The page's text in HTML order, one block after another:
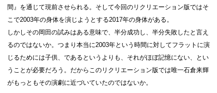
間』を通じて現前させられる。そして今回のリクリエーション版ではそ
こで2003年の身体を演じようとする2017年の身体がある。
しかしその岡田の試みはある意味で、半分成功し、半分失敗したと言え
るのではないか。つまり本当に2003年という時間に対してフラットに演
じるためには子供、であるというよりも、それがほぼ記憶にない、とい
うことが必要だろう。だからこのリクリエーション版では唯一石倉来輝
がもっともその演劇に近づいていたのではないか。